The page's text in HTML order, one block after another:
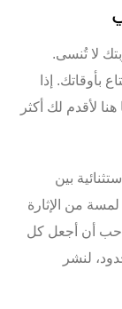
لا تُنسى.
بأوقاتك. إذا
هنا لأقدم لك أكثر
بين
من الإثارة
وأحب أن أجعل كل
لنشر